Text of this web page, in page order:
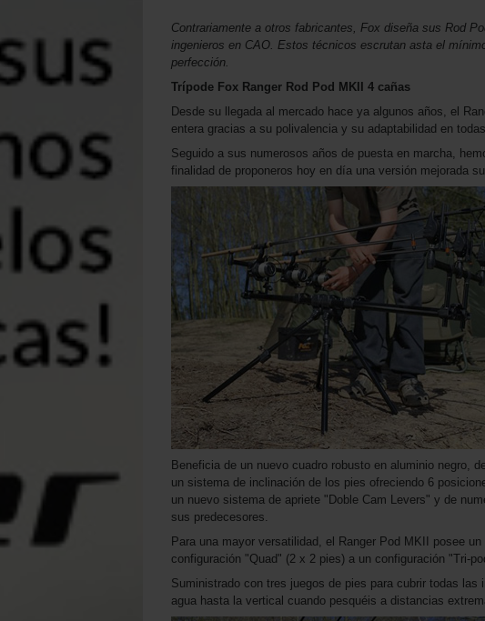
Contrariamente a otros fabricantes, Fox diseña sus Rod
ingenieros en CAO. Estos técnicos escrutan asta el
perfección.
Trípode Fox Ranger Rod Pod MKII 4 cañas
Desde su llegada al mercado hace ya algunos años, el
entera gracias a su polivalencia y su adaptabilidad en
Seguido a sus numerosos años de puesta en marcha,
finalidad de proponeros hoy en día una versión mejorada
Beneficia de un nuevo cuadro robusto en aluminio negro,
un sistema de inclinación de los pies ofreciendo 6
un nuevo sistema de apriete "Doble Cam Levers" y de
sus predecesores.
Para una mayor versatilidad, el Ranger Pod MKII posee
configuración "Quad" (2 x 2 pies) a un configuración "Tri-
Suministrado con tres juegos de pies para cubrir todas
agua hasta la vertical cuando pesquéis a distancias